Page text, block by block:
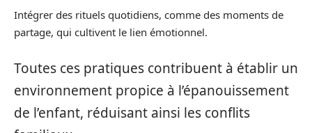
Intégrer des rituels quotidiens, comme des moments de
partage, qui cultivent le lien émotionnel.
Toutes ces pratiques contribuent à établir un
environnement propice à l’épanouissement
de l’enfant, réduisant ainsi les conflits